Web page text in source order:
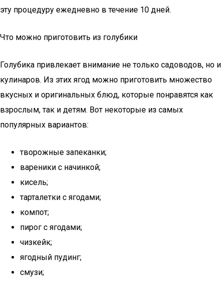
эту процедуру ежедневно в течение 10 дней.
Что можно приготовить из голубики
Голубика привлекает внимание не только садоводов, но и
кулинаров. Из этих ягод можно приготовить множество
вкусных и оригинальных блюд, которые понравятся как
взрослым, так и детям. Вот некоторые из самых
популярных вариантов:
творожные запеканки;
вареники с начинкой;
кисель;
тарталетки с ягодами;
компот;
пирог с ягодами;
чизкейк;
ягодный пудинг;
смузи;